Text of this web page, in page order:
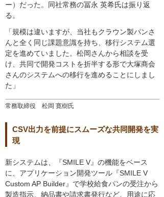
常務取締役 松岡 寛樹氏
ー）だった。同社常務の冨永 英希氏は振り返
る。
「規模は違いますが、当社もクラウン製パンさ
んと全く同じ課題意識を持ち、移行システム選
定を進めていました。松岡さんから相談を受
け、共同で開発コストを折半する形で大塚商会
さんのシステムへの移行を進めることにしまし
た」
CSV出力を前提にスムーズな共同開発を実
現
新システムは、『SMILE V』の機能をベース
に、アプリケーション開発ツール『SMILE V
Custom AP Builder』で学校給食パンの受注から
製造指示、納品書や請求書発行など、用途に応